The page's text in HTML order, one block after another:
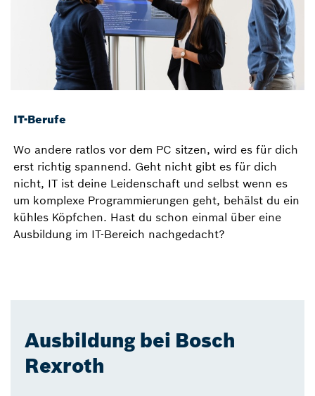
IT-Berufe
Wo andere ratlos vor dem PC sitzen, wird es für dich
erst richtig spannend. Geht nicht gibt es für dich
nicht, IT ist deine Leidenschaft und selbst wenn es
um komplexe Programmierungen geht, behälst du ein
kühles Köpfchen. Hast du schon einmal über eine
Ausbildung im IT-Bereich nachgedacht?
Ausbildung bei Bosch
Rexroth